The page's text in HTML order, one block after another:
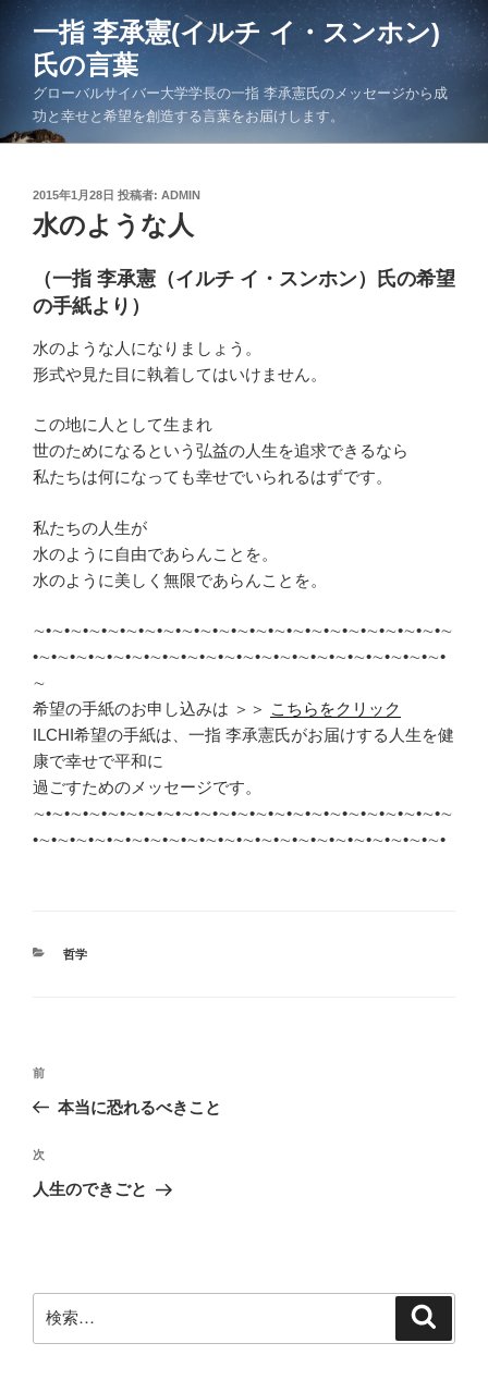
へ
一指 李承憲(イルチ イ・スンホン)
氏の言葉
グローバルサイバー大学学長の一指 李承憲氏のメッセージから成
功と幸せと希望を創造する言葉をお届けします。
投
日:
2015年1月28日 投稿者: ADMIN
水のような人
（一指 李承憲（イルチ イ・スンホン）氏の希望
の手紙より）
水のような人になりましょう。
形式や見た目に執着してはいけません。
この地に人として生まれ
世のためになるという弘益の人生を追求できるなら
私たちは何になっても幸せでいられるはずです。
私たちの人生が
水のように自由であらんことを。
水のように美しく無限であらんことを。
∼•∼•∼•∼•∼•∼•∼•∼•∼•∼•∼•∼•∼•∼•∼•∼•∼•∼•∼•∼•∼•∼•∼
•∼•∼•∼•∼•∼•∼•∼•∼•∼•∼•∼•∼•∼•∼•∼•∼•∼•∼•∼•∼•∼•∼•
∼
希望の手紙のお申し込みは ＞＞ こちらをクリック
ILCHI希望の手紙は、一指 李承憲氏がお届けする人生を健
康で幸せで平和に
過ごすためのメッセージです。
∼•∼•∼•∼•∼•∼•∼•∼•∼•∼•∼•∼•∼•∼•∼•∼•∼•∼•∼•∼•∼•∼•∼
•∼•∼•∼•∼•∼•∼•∼•∼•∼•∼•∼•∼•∼•∼•∼•∼•∼•∼•∼•∼•∼•∼•
カ
哲学
投
ビ
ゲ
ン
前
の
稿
前
本当に恐れるべきこと
次
の
次
人生のできごと
索: